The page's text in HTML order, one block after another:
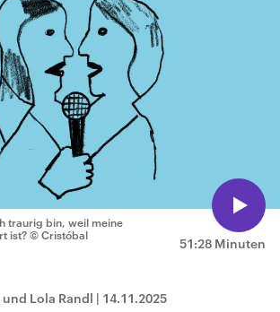
51:28 Minuten
traurig bin, weil meine
ist? © Cristóbal
Lola Randl | 14.11.2025